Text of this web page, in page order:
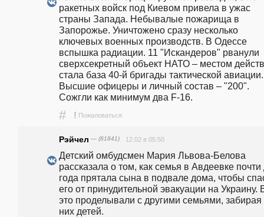
ракетных войск под Киевом привела в ужас
страны Запада. Небывалые пожарища в
Запорожье. Уничтожено сразу несколько
ключевых военных производств. В Одессе
вспышка радиации. 11 "Искандеров" рванули
сверхсекретный объект НАТО – местом
стала база 40-й бригады тактической авиации.
Высшие офицеры и личный состав – "200".
Сожгли как минимум два F-16.
# ! Пожаловаться
Рэйчел — (81841) 12.02 в 05:50
Детский омбудсмен Мария Львова-Белова
рассказала о том, как семья в Авдеевке почти
года прятала сына в подвале дома, чтобы
его от принудительной эвакуации на Украину.
это проделывали с другими семьями, забирая
них детей.